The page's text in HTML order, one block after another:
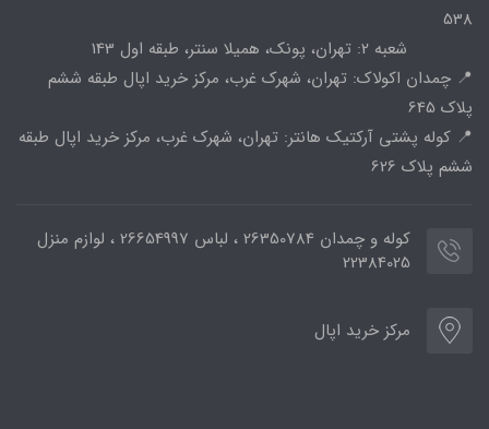
538
شعبه 2: تهران، پونک، همیلا سنتر، طبقه اول 143
📍 چمدان اکولاک: تهران، شهرک غرب، مرکز خرید اپال طبقه ششم
پلاک 645
📍 کوله پشتی آرکتیک هانتر: تهران، شهرک غرب، مرکز خرید اپال طبقه
ششم پلاک 626
کوله و چمدان 26350784 ، لباس 26654997 ، لوازم منزل
22384025
مرکز خرید اپال